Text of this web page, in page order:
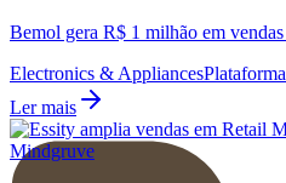
Bemol gera R$ 1 milhão em
Electronics & Appliances
Ler mais